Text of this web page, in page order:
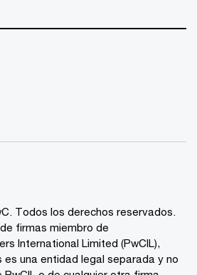
Todos los derechos reservados.
firmas miembro de
International Limited (PwCIL),
es una entidad legal separada y no